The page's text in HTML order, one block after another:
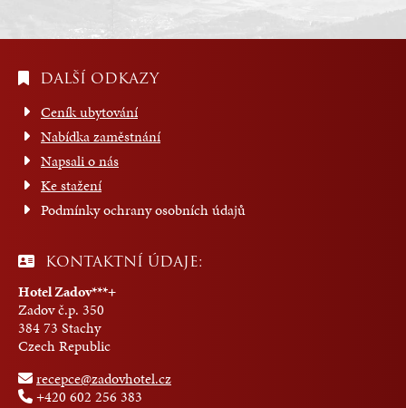
DALŠÍ ODKAZY
Ceník ubytování
Nabídka zaměstnání
Napsali o nás
Ke stažení
Podmínky ochrany osobních údajů
KONTAKTNÍ ÚDAJE:
Hotel Zadov***+
Zadov č.p. 350
384 73 Stachy
Czech Republic
recepce@zadovhotel.cz
+420 602 256 383